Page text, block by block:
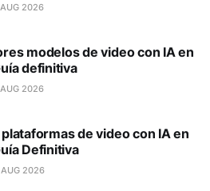
2026
modelos de video con IA en
definitiva
2026
de video con IA en
Definitiva
2026